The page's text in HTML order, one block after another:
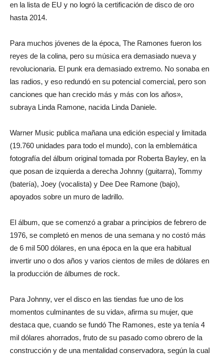
en la lista de EU y no logró la certificación de disco de oro
hasta 2014.
Para muchos jóvenes de la época, The Ramones fueron los
reyes de la colina, pero su música era demasiado nueva y
revolucionaria. El punk era demasiado extremo. No sonaba en
las radios, y eso redundó en su potencial comercial, pero son
canciones que han crecido más y más con los años»,
subraya Linda Ramone, nacida Linda Daniele.
Warner Music publica mañana una edición especial y limitada
(19.760 unidades para todo el mundo), con la emblemática
fotografía del álbum original tomada por Roberta Bayley, en la
que posan de izquierda a derecha Johnny (guitarra), Tommy
(batería), Joey (vocalista) y Dee Dee Ramone (bajo),
apoyados sobre un muro de ladrillo.
El álbum, que se comenzó a grabar a principios de febrero de
1976, se completó en menos de una semana y no costó más
de 6 mil 500 dólares, en una época en la que era habitual
invertir uno o dos años y varios cientos de miles de dólares en
la producción de álbumes de rock.
Para Johnny, ver el disco en las tiendas fue uno de los
momentos culminantes de su vida», afirma su mujer, que
destaca que, cuando se fundó The Ramones, este ya tenía 4
mil dólares ahorrados, fruto de su pasado como obrero de la
construcción y de una mentalidad conservadora, según la cual